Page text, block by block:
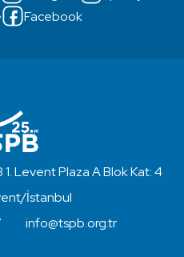
Facebook
Levent Plaza A Blok Kat: 4
İstanbul
info@tspb.org.tr